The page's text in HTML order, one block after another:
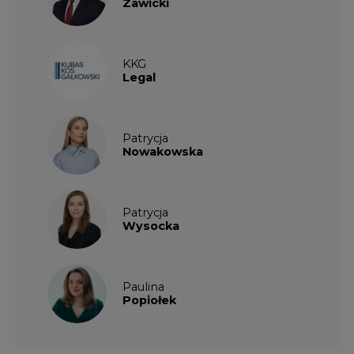
KKG
Legal
Patrycja
Nowakowska
Patrycja
Wysocka
Paulina
Popiołek